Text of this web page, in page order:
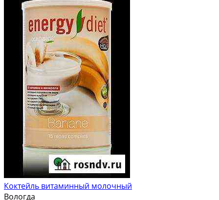
Коктейль витаминный молочный
Вологда